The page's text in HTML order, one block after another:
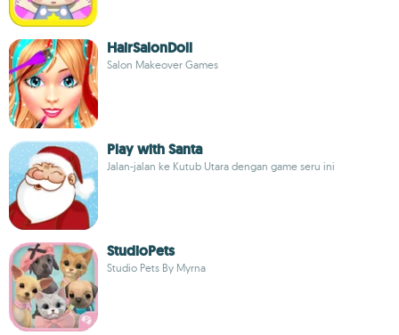
HairSalonDoll
Salon Makeover Games
Play with Santa
Jalan-jalan ke Kutub Utara dengan game seru ini
StudioPets
Studio Pets By Myrna